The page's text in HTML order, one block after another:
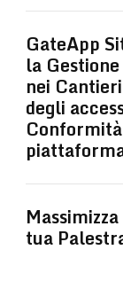
GateApp
la
nei
degli
tua